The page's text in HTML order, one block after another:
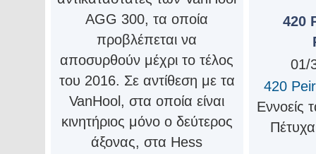
AGG 300, τα οποία
προβλέπεται να
αποσυρθούν μέχρι το τέλος
του 2016. Σε αντίθεση με τα
VanHool, στα οποία είναι
κινητήριος μόνο ο δεύτερος
άξονας, στα Hess
420
01/
420
Εννοείς